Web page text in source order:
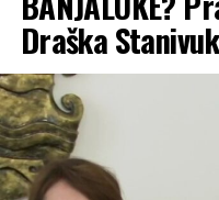
Draška